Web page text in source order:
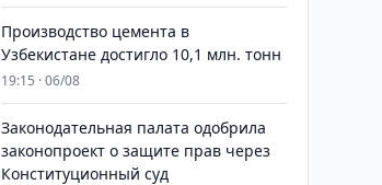
Производство цемента в
Узбекистане достигло 10,1 млн. тонн
19:15 · 06/08
Законодательная палата одобрила
законопроект о защите прав через
Конституционный суд